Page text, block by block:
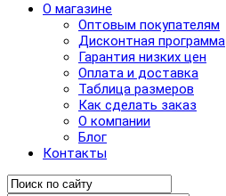
О магазине
Оптовым покупателям
Дисконтная программа
Гарантия низких цен
Оплата и доставка
Таблица размеров
Как сделать заказ
О компании
Блог
Контакты